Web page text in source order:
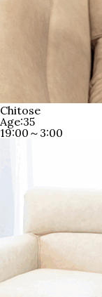
Chitose
Age:35
19:00～3:00